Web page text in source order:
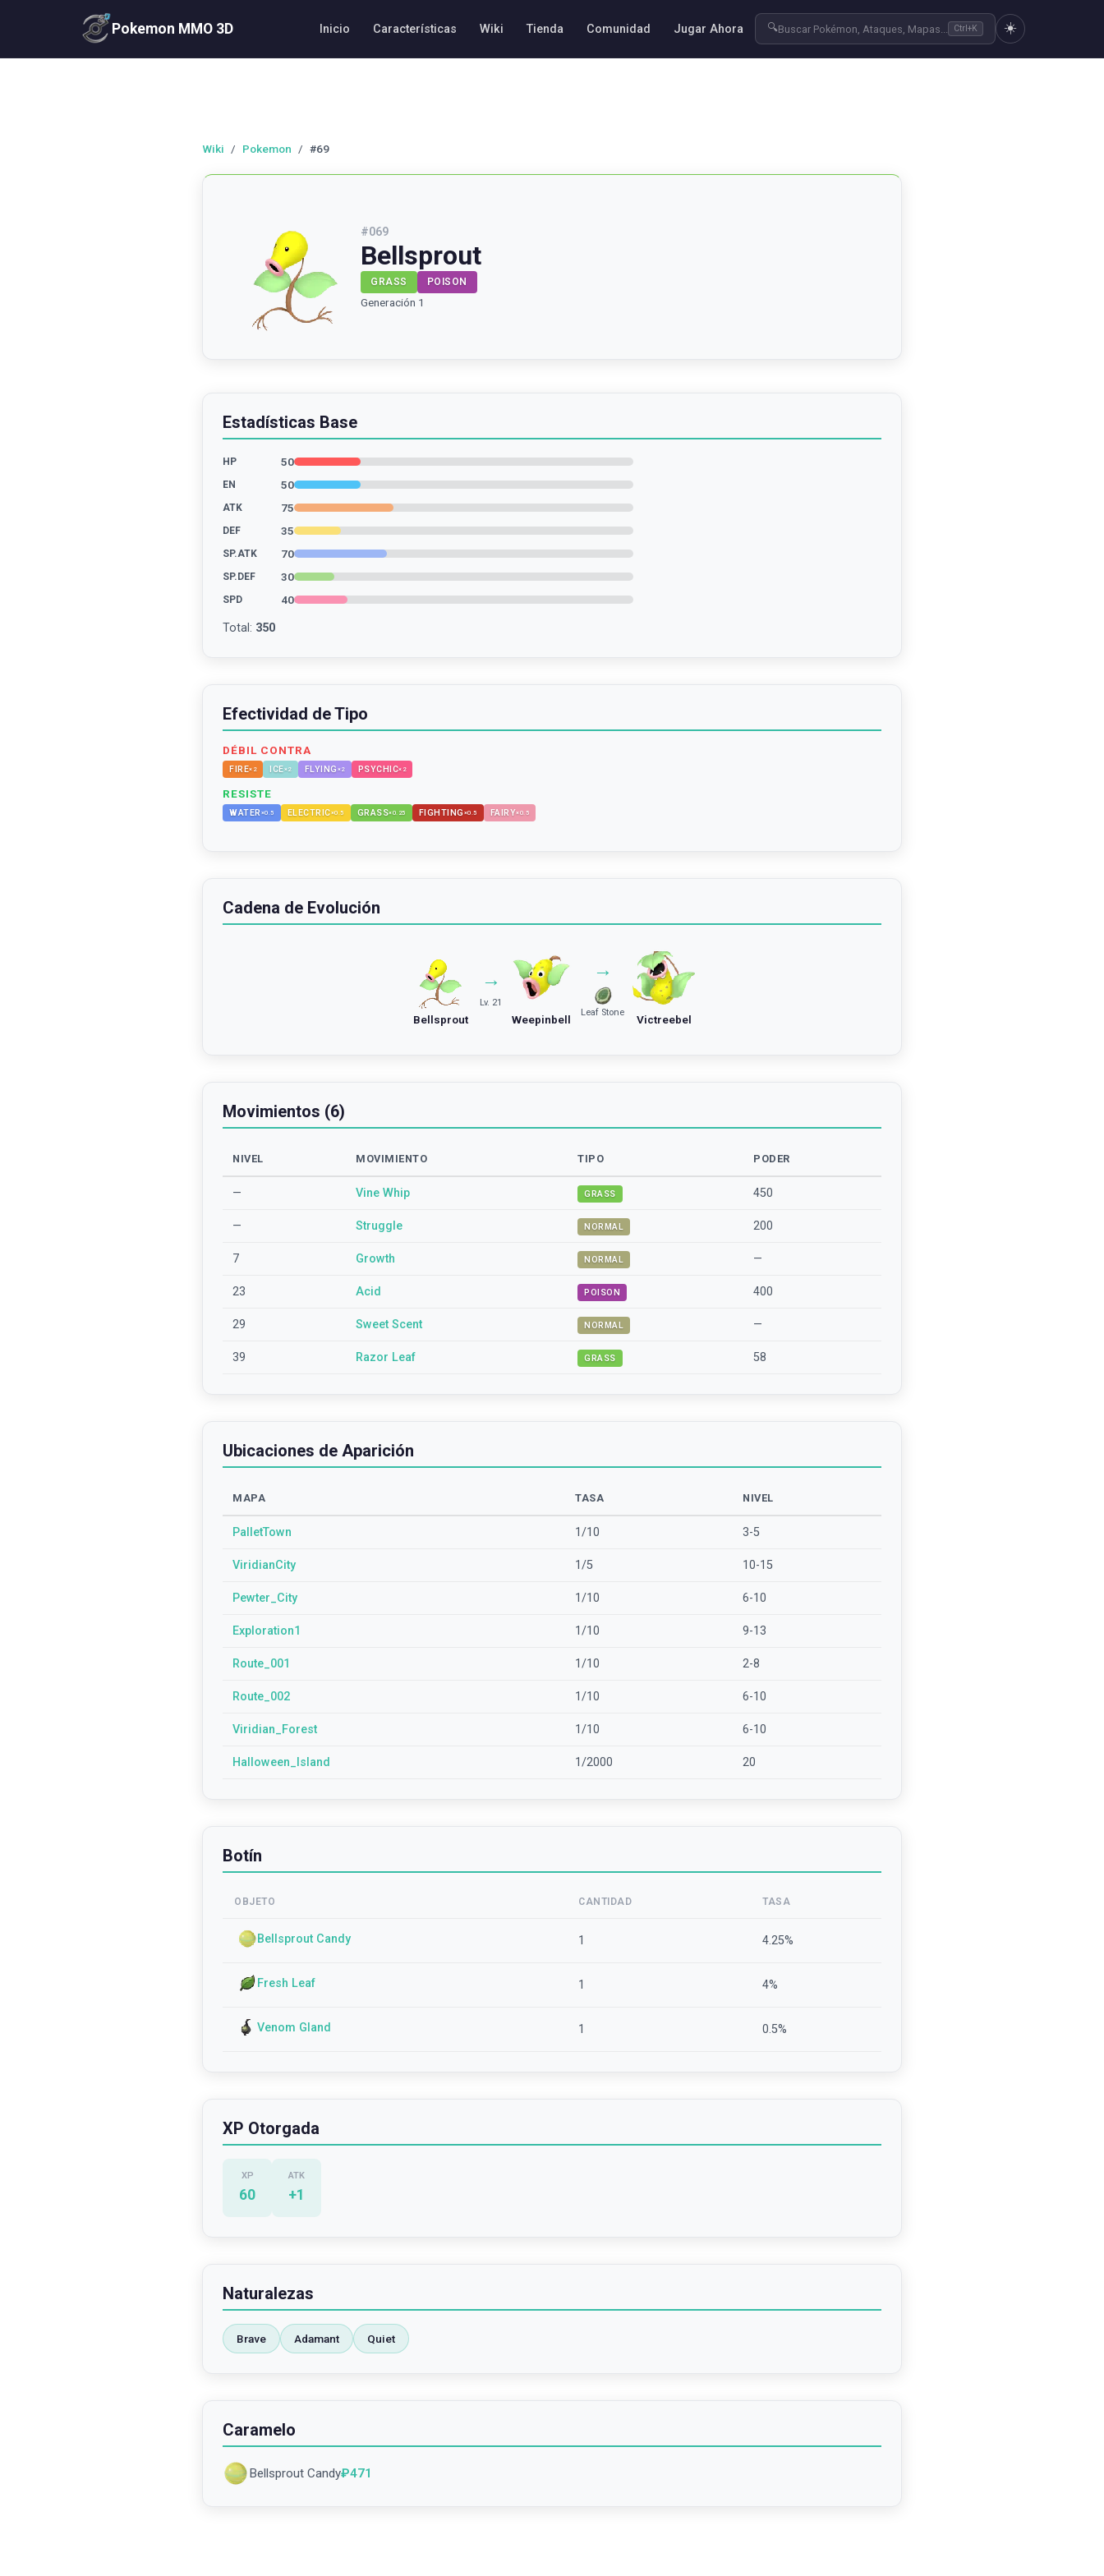
Pokemon MMO 3D Inicio Características Wiki Tienda Comunidad Jugar Ahora 🔍Buscar Pokémon, Ataques, Mapas... Ctrl+K ☀️
Wiki / Pokemon / #69
#069
Bellsprout
GRASS POISON
Generación 1
Estadísticas Base
HP 50
EN 50
ATK 75
DEF 35
SP.ATK 70
SP.DEF 30
SPD 40
Total : 350
Efectividad de Tipo
DÉBIL CONTRA
FIRE× 2 ICE×2 FLYING ×2 PSYCHIC× 2
RESISTE
WATER ×0.5 ELECTRIC×0.5 GRASS×0.25 FIGHTING ×0.5 FAIRY×0.5
Cadena de Evolución
Bellsprout
→
Lv. 21
Weepinbell
→
Leaf Stone
Victreebel
Movimientos (6)
NIVEL MOVIMIENTO TIPO PODER
— Vine Whip GRASS 450
— Struggle NORMAL 200
7 Growth NORMAL —
23 Acid POISON 400
29 Sweet Scent NORMAL —
39 Razor Leaf GRASS 58
Ubicaciones de Aparición
MAPA TASA NIVEL
PalletTown 1/10 3-5
ViridianCity 1/5 10-15
Pewter_City 1/10 6-10
Exploration1 1/10 9-13
Route_001 1/10 2-8
Route_002 1/10 6-10
Viridian_Forest 1/10 6-10
Halloween_Island 1/2000 20
Botín
OBJETO CANTIDAD TASA
Bellsprout Candy 1 4.25%
Fresh Leaf 1 4%
Venom Gland 1 0.5%
XP Otorgada
XP
60
ATK
+1
Naturalezas
Brave Adamant Quiet
Caramelo
Bellsprout Candy₽471